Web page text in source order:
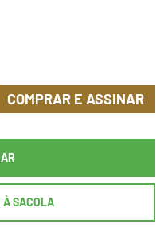
SACOLA
COMPRAR E ASSINAR